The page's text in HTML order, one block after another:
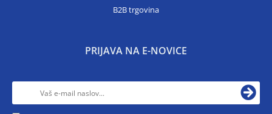
B2B trgovina
PRIJAVA NA E-NOVICE